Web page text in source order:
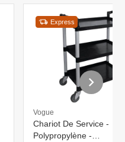
Express
Vogue
Chariot De Service -
Polypropylène -